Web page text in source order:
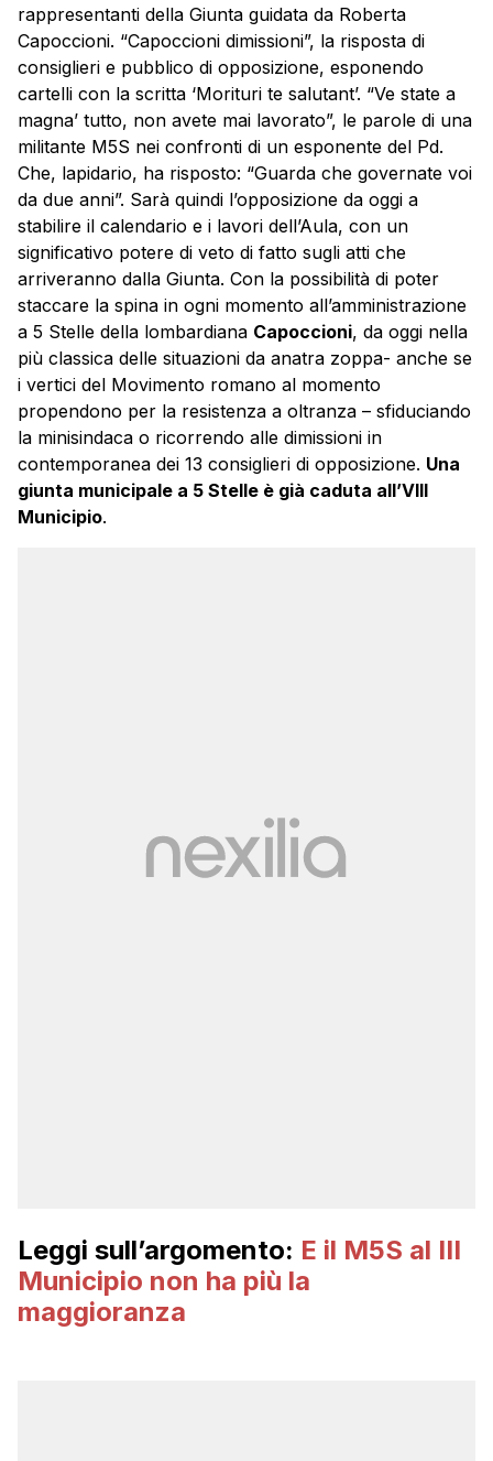
rappresentanti della Giunta guidata da Roberta
Capoccioni. “Capoccioni dimissioni”, la risposta di
consiglieri e pubblico di opposizione, esponendo
cartelli con la scritta ‘Morituri te salutant’. “Ve state a
magna’ tutto, non avete mai lavorato”, le parole di una
militante M5S nei confronti di un esponente del Pd.
Che, lapidario, ha risposto: “Guarda che governate voi
da due anni”. Sarà quindi l’opposizione da oggi a
stabilire il calendario e i lavori dell’Aula, con un
significativo potere di veto di fatto sugli atti che
arriveranno dalla Giunta. Con la possibilità di poter
staccare la spina in ogni momento all’amministrazione
a 5 Stelle della lombardiana Capoccioni, da oggi nella
più classica delle situazioni da anatra zoppa- anche se
i vertici del Movimento romano al momento
propendono per la resistenza a oltranza – sfiduciando
la minisindaca o ricorrendo alle dimissioni in
contemporanea dei 13 consiglieri di opposizione. Una
giunta municipale a 5 Stelle è già caduta all’VIII
Municipio.
Leggi sull’argomento: E il M5S al III
Municipio non ha più la
maggioranza